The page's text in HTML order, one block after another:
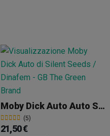
Moby Dick Auto Auto Silent Seeds
(5)
21,50 €